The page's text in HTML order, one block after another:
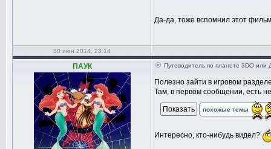
Да-да, тоже вспомнил этот
30 июн 2014, 23:14
ПАУК Путеводитель по планете 3DO или
Полезно зайти в игровом
Там, в первом сообщении, есть
похожые темы
Интересно, кто-нибудь видел?